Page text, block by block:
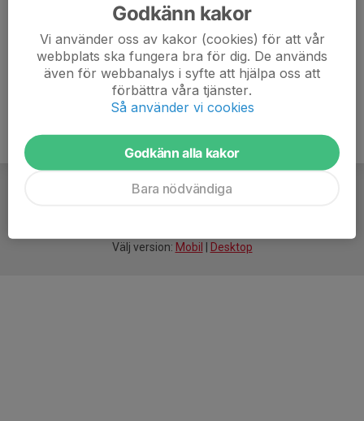
Välj version: Mobil Desktop
Godkänn kakor
Vi använder oss av kakor (cookies) för att vår
webbplats ska fungera bra för dig. De används
även för webbanalys i syfte att hjälpa oss att
förbättra våra tjänster.
Så använder vi cookies
Godkänn alla kakor
Bara nödvändiga